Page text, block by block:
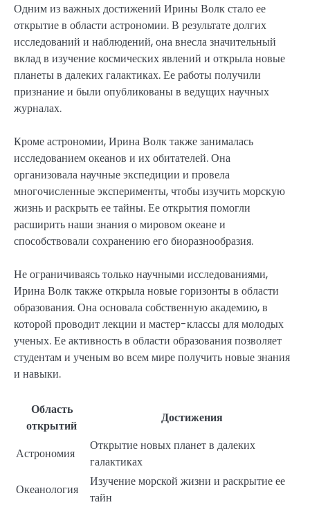
Одним из важных достижений Ирины Волк стало ее
открытие в области астрономии. В результате долгих
исследований и наблюдений, она внесла значительный
вклад в изучение космических явлений и открыла новые
планеты в далеких галактиках. Ее работы получили
признание и были опубликованы в ведущих научных
журналах.
Кроме астрономии, Ирина Волк также занималась
исследованием океанов и их обитателей. Она
организовала научные экспедиции и провела
многочисленные эксперименты, чтобы изучить морскую
жизнь и раскрыть ее тайны. Ее открытия помогли
расширить наши знания о мировом океане и
способствовали сохранению его биоразнообразия.
Не ограничиваясь только научными исследованиями,
Ирина Волк также открыла новые горизонты в области
образования. Она основала собственную академию, в
которой проводит лекции и мастер-классы для молодых
ученых. Ее активность в области образования позволяет
студентам и ученым во всем мире получить новые знания
и навыки.
Область
открытий
Достижения
Астрономия
Открытие новых планет в далеких
галактиках
Океанология
Изучение морской жизни и раскрытие ее
тайн